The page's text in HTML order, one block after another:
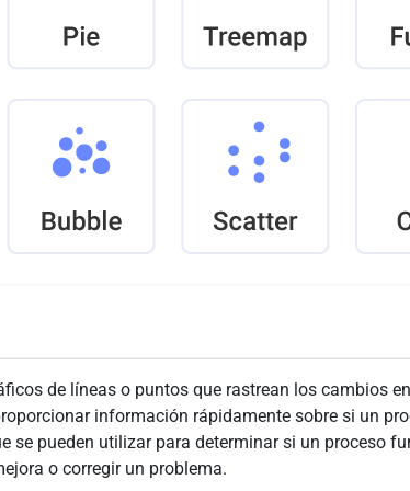
de líneas o puntos que rastrean los cambios
información rápidamente sobre si un
se pueden utilizar para determinar si un proceso
o corregir un problema.